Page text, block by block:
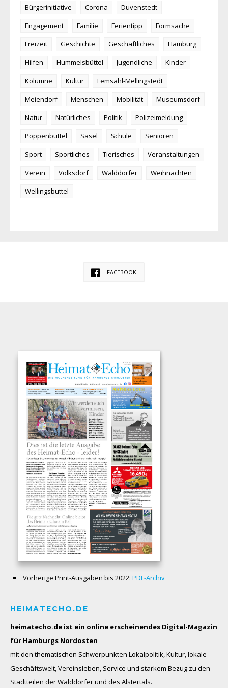
Bürgerinitiative
Corona
Duvenstedt
Engagement
Familie Ferientipp
Formsache
Freizeit
Geschichte Geschäftliches
Hamburg
Hilfen
Hummelsbüttel Jugendliche
Kinder
Kolumne
Kultur
Lemsahl-Mellingstedt
Meiendorf
Menschen Mobilität
Museumsdorf
Natur
Natürliches Politik
Polizeimeldung
Poppenbüttel
Sasel Schule
Senioren
Sport
Sportliches Tierisches
Veranstaltungen
Verein
Volksdorf Walddörfer
Weihnachten
Wellingsbüttel
FACEBOOK
Vorherige Print-Ausgaben bis 2022: PDF-Archiv
HEIMATECHO.DE
heimatecho.de ist ein online erscheinendes Digital-Magazin
für Hamburgs Nordosten
mit den thematischen Schwerpunkten Lokalpolitik, Kultur, lokale
Geschäftswelt, Vereinsleben, Service und starkem Bezug zu den
Stadtteilen der Walddörfer und des Alstertals.